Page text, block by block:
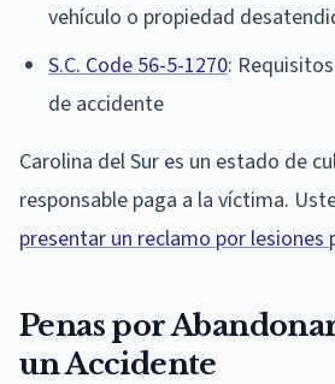
vehículo o propiedad
S.C. Code 56-5-1270:
de accidente
Carolina del Sur es un estado de
responsable paga a la víctima.
presentar un reclamo por lesiones
Penas por
un Accidente